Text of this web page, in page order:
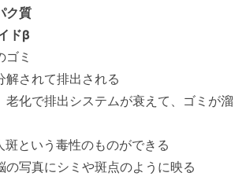
ク質
ドβ
ミ
れて排出される
排出システムが衰えて、ゴミが溜
う毒性のものができる
ミや斑点のように映る